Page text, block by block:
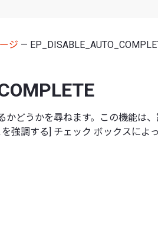
ジ —
どうかを尋ねます。この機能は
強調する] チェック ボックスによ